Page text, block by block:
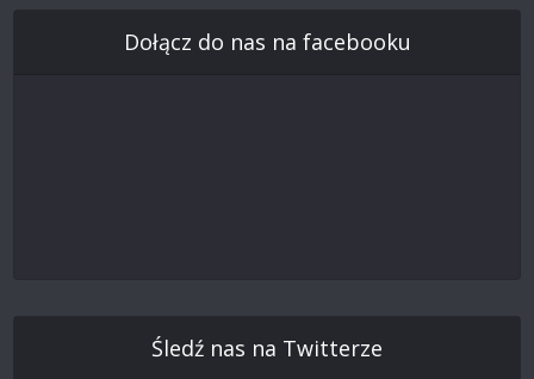
Dołącz do nas na facebooku
Śledź nas na Twitterze